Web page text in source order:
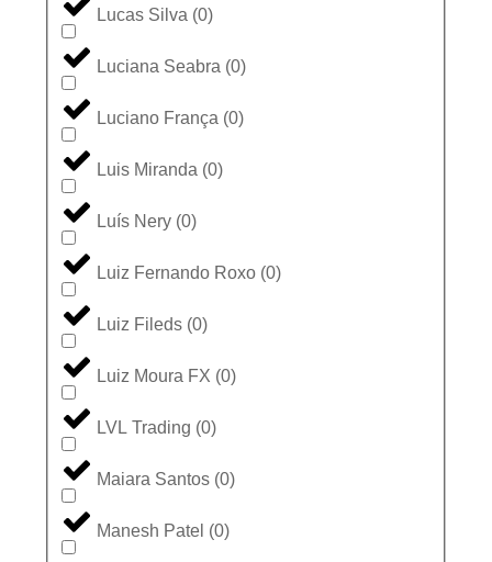
Lucas Silva (0)
Luciana Seabra (0)
Luciano França (0)
Luis Miranda (0)
Luís Nery (0)
Luiz Fernando Roxo (0)
Luiz Fileds (0)
Luiz Moura FX (0)
LVL Trading (0)
Maiara Santos (0)
Manesh Patel (0)